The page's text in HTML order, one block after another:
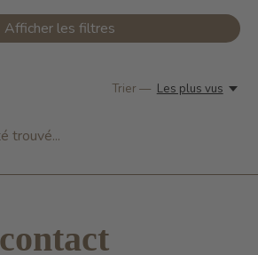
Afficher les filtres
Trier — Les plus vus
trouvé...